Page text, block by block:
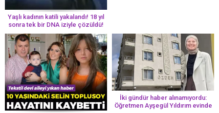
Yaşlı kadının katili yakalandı! 18 yıl
sonra tek bir DNA iziyle çözüldü!
İki gündür haber alınamıyordu:
Öğretmen Ayşegül Yıldırım evinde